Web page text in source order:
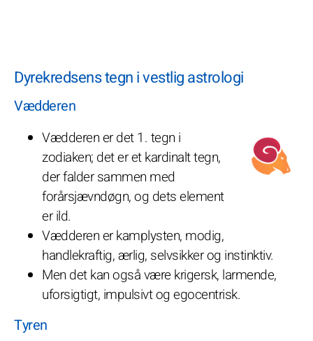
Dyrekredsens tegn i vestlig astrologi
Vædderen
Vædderen er det 1. tegn i
zodiaken; det er et kardinalt tegn,
der falder sammen med
forårsjævndøgn, og dets element
er ild.
Vædderen er kamplysten, modig,
handlekraftig, ærlig, selvsikker og instinktiv.
Men det kan også være krigersk, larmende,
uforsigtigt, impulsivt og egocentrisk.
Tyren